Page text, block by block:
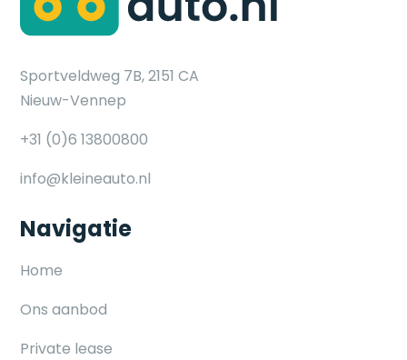
Sportveldweg 7B, 2151 CA
Nieuw-Vennep
+31 (0)6 13800800
info@kleineauto.nl
Navigatie
Home
Ons aanbod
Private lease